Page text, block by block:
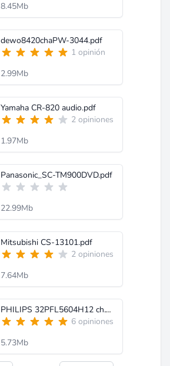
8.45Mb
dewo8420chaPW-3044.pdf
1 opinión
2.99Mb
Yamaha CR-820 audio.pdf
2 opiniones
1.97Mb
Panasonic_SC-TM900DVD.pdf
22.99Mb
Mitsubishi CS-13101.pdf
2 opiniones
7.64Mb
PHILIPS 32PFL5604H12 ch.Q543.1E LA.pdf
6 opiniones
5.73Mb